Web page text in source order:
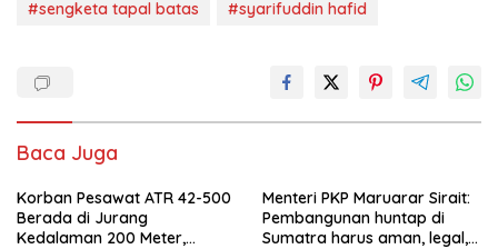
#sengketa tapal batas
#syarifuddin hafid
Baca Juga
Korban Pesawat ATR 42-500
Berada di Jurang
Kedalaman 200 Meter,
Menteri PKP Maruarar Sirait:
Pembangunan huntap di
Sumatra harus aman, legal,